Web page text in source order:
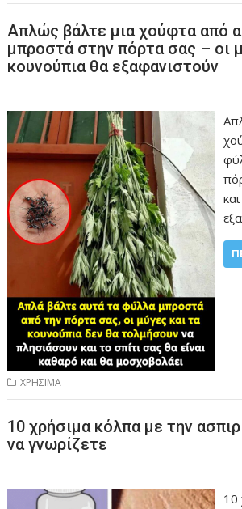
Απλώς βάλτε μια χούφτα από
μπροστά στην πόρτα σας – οι
κουνούπια θα εξαφανιστούν
ΧΡΗΣΙΜΑ
10 χρήσιμα κόλπα με την
να γνωρίζετε
10